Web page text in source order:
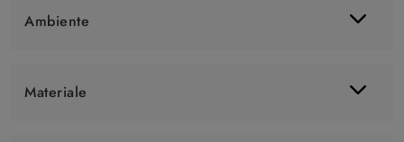
Ambiente
Materiale